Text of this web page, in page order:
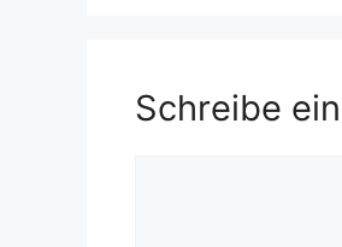
Schreibe